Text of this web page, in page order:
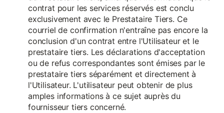
contrat pour les services réservés est conclu
exclusivement avec le Prestataire Tiers. Ce
courriel de confirmation n'entraîne pas encore la
conclusion d'un contrat entre l'Utilisateur et le
prestataire tiers. Les déclarations d'acceptation
ou de refus correspondantes sont émises par le
prestataire tiers séparément et directement à
l'Utilisateur. L'utilisateur peut obtenir de plus
amples informations à ce sujet auprès du
fournisseur tiers concerné.